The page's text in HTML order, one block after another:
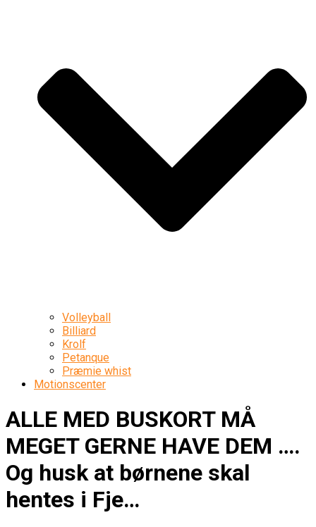
Volleyball
Billiard
Krolf
Petanque
Præmie whist
Motionscenter
ALLE MED BUSKORT MÅ
MEGET GERNE HAVE DEM ….
Og husk at børnene skal
hentes i Fje…